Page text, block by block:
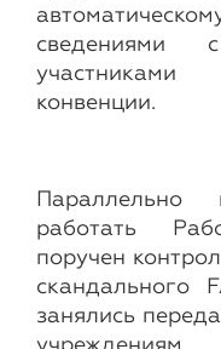
сведениями
участниками
конвенции.
работать
поручен
скандального
занялись